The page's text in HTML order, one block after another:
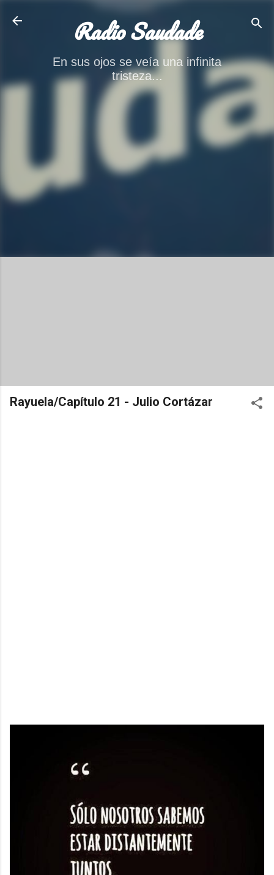
Radio Saudade
En sus ojos se veía una infinita
tristeza...
Rayuela/Capítulo 21 - Julio Cortázar